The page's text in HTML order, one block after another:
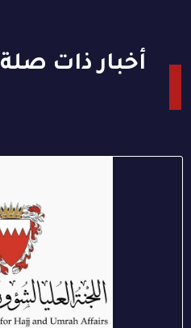
أخبار ذات صلة